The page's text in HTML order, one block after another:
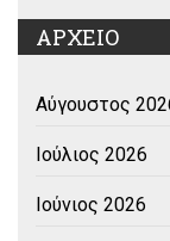
ΑΡΧΕΙΟ
Αύγουστος
Ιούλιος 2026
Ιούνιος 2026